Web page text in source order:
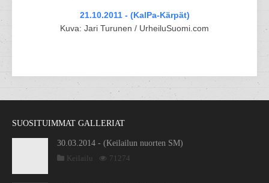
21.10.2011 - (KalPa-Kärpät)
Kuva: Jari Turunen / UrheiluSuomi.com
SUOSITUIMMAT GALLERIAT
30.03.2014 - (Keilailun nuorten SM)
Keilailu
71274